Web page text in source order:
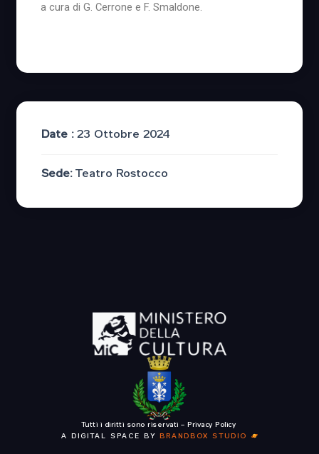
a cura di G. Cerrone e F. Smaldone.
Date : 23 Ottobre 2024
Sede:Teatro Rostocco
Tutti i diritti sono riservati –
Privacy Policy
A DIGITAL SPACE BY
BRANDBOX STUDIO